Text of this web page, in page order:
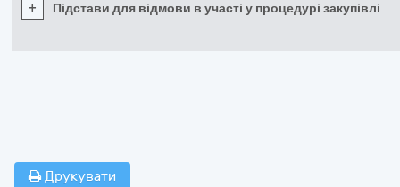
+ Підстави для відмови в участі у процедурі закупівлі
Друкувати